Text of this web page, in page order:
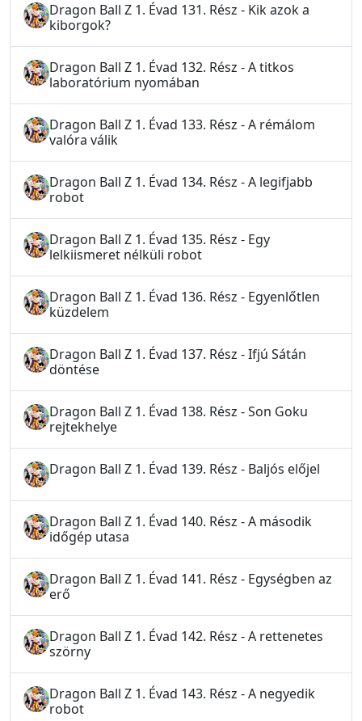
Dragon Ball Z 1. Évad 131. Rész - Kik azok a
kiborgok?
Dragon Ball Z 1. Évad 132. Rész - A titkos
laboratórium nyomában
Dragon Ball Z 1. Évad 133. Rész - A rémálom
valóra válik
Dragon Ball Z 1. Évad 134. Rész - A legifjabb
robot
Dragon Ball Z 1. Évad 135. Rész - Egy
lelkiismeret nélküli robot
Dragon Ball Z 1. Évad 136. Rész - Egyenlőtlen
küzdelem
Dragon Ball Z 1. Évad 137. Rész - Ifjú Sátán
döntése
Dragon Ball Z 1. Évad 138. Rész - Son Goku
rejtekhelye
Dragon Ball Z 1. Évad 139. Rész - Baljós előjel
Dragon Ball Z 1. Évad 140. Rész - A második
időgép utasa
Dragon Ball Z 1. Évad 141. Rész - Egységben az
erő
Dragon Ball Z 1. Évad 142. Rész - A rettenetes
szörny
Dragon Ball Z 1. Évad 143. Rész - A negyedik
robot